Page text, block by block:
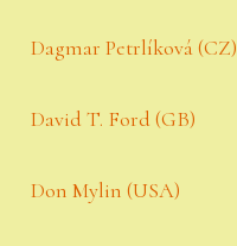
Dagmar Petrlíková (CZ)
David T. Ford (GB)
Don Mylin (USA)